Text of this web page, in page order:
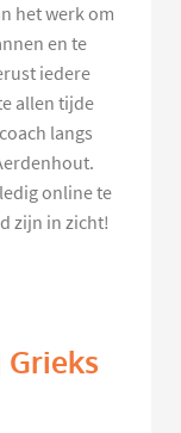
het werk om
en te
iedere
allen tijde
langs
online te
zijn in zicht!